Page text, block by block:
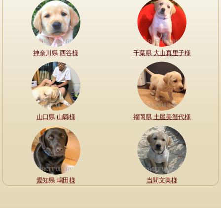
神奈川県 西谷様 千葉県 大山真里子様
山口県 山縣様 福岡県 土屋美智代様
愛知県 嶋田様 当間文美様